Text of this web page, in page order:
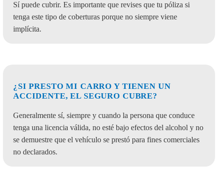
Sí puede cubrir. Es importante que revises que tu póliza si
tenga este tipo de coberturas porque no siempre viene
implícita.
¿SI PRESTO MI CARRO Y TIENEN UN
ACCIDENTE, EL SEGURO CUBRE?
Generalmente sí, siempre y cuando la persona que conduce
tenga una licencia válida, no esté bajo efectos del alcohol y no
se demuestre que el vehículo se prestó para fines comerciales
no declarados.